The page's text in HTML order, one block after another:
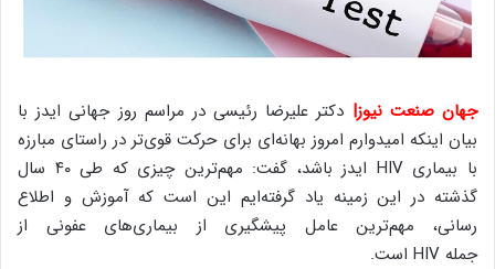
جهان صنعت نیوز| دکتر علیرضا رئیسی در مراسم روز جهانی ایدز با
بیان اینکه امیدوارم امروز بهانه‌ای برای حرکت قوی‌تر در راستای مبارزه
با بیماریHIV
ایدز باشد، گفت: مهم‌ترین چیزی که طی ۴۰ سال
گذشته در این زمینه یاد گرفته‌ایم این است که آموزش و اطلاع
رسانی، مهم‌ترین عامل پیشگیری از بیماری‌های عفونی از
جمله HIV است.